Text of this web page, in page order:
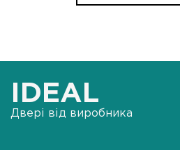
IDEAL
Двері від виробника